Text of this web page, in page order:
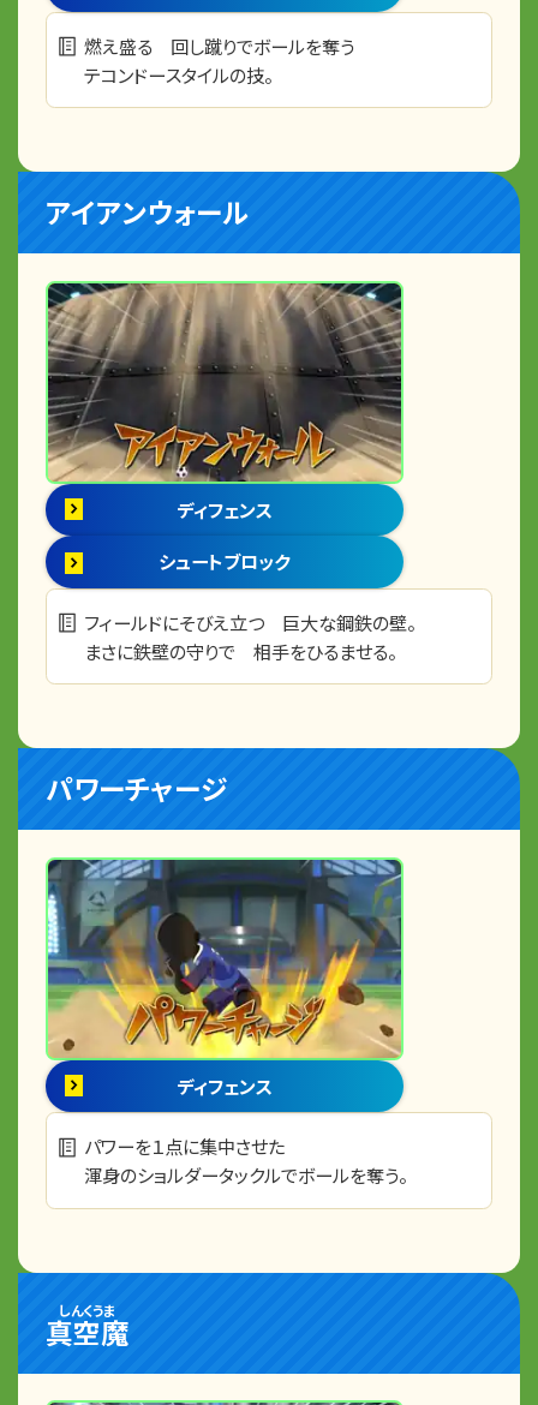
燃え盛る 回し蹴りでボールを奪う
テコンドースタイルの技。
アイアンウォール
ディフェンス
シュートブロック
フィールドにそびえ立つ 巨大な鋼鉄の壁。
まさに鉄壁の守りで 相手をひるませる。
パワーチャージ
ディフェンス
パワーを１点に集中させた
渾身のショルダータックルでボールを奪う。
真空魔
しんくうま